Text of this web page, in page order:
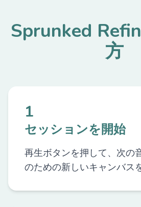
Sprunked
方
1
セッションを開始
再生ボタンを押して、次の
のための新しいキャンバス